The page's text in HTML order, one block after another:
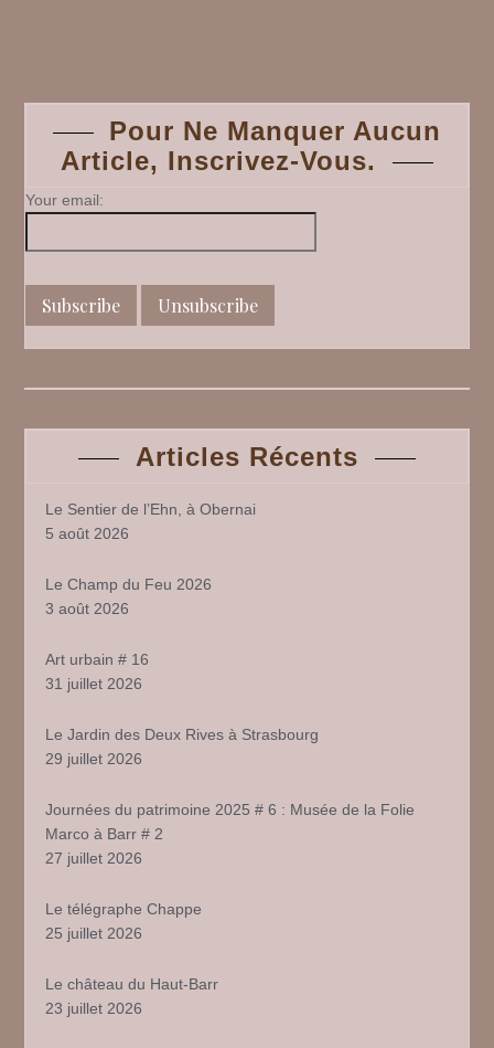
#
navigation
Pour Ne Manquer Aucun
Article, Inscrivez-Vous.
Your email:
Articles Récents
Le Sentier de l’Ehn, à Obernai
5 août 2026
Le Champ du Feu 2026
3 août 2026
Art urbain # 16
31 juillet 2026
Le Jardin des Deux Rives à Strasbourg
29 juillet 2026
Journées du patrimoine 2025 # 6 : Musée de la Folie
Marco à Barr # 2
27 juillet 2026
Le télégraphe Chappe
25 juillet 2026
Le château du Haut-Barr
23 juillet 2026